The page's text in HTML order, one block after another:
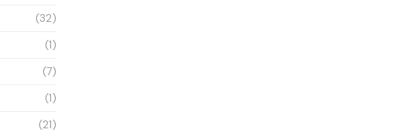
(32)
(1)
(7)
(1)
(21)